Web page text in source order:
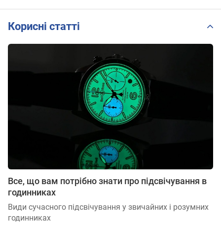
Корисні статті
Все, що вам потрібно знати про підсвічування в
годинниках
Види сучасного підсвічування у звичайних і розумних
годинниках